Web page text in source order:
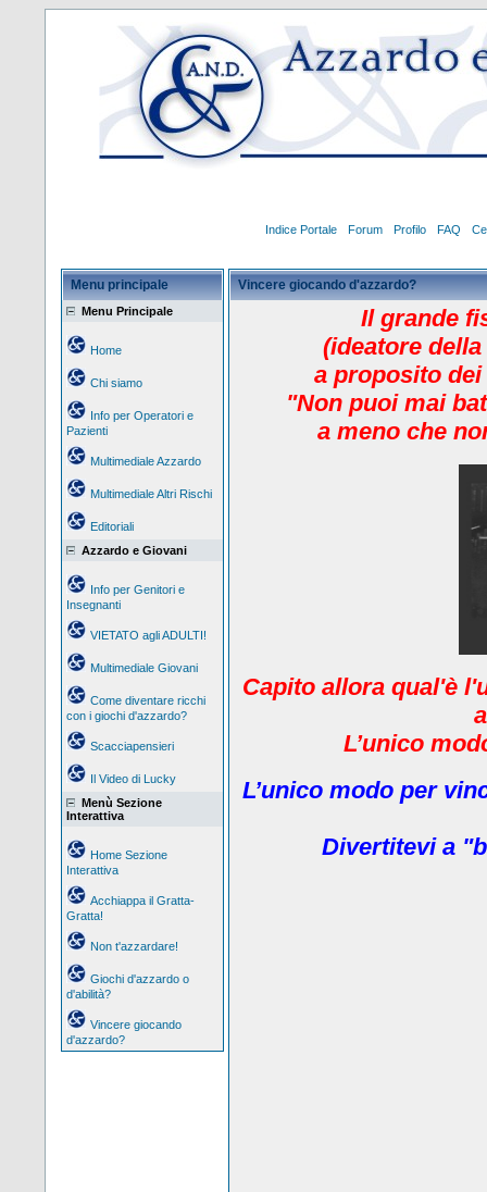
Indice Portale Forum Profilo FAQ
Menu principale
Menu Principale
Home
Chi siamo
Info per Operatori e
Pazienti
Multimediale Azzardo
Multimediale Altri Rischi
Editoriali
Azzardo e Giovani
Info per Genitori e
Insegnanti
VIETATO agli ADULTI!
Multimediale Giovani
Come diventare ricchi
con i giochi d'azzardo?
Scacciapensieri
Il Video di Lucky
Menù Sezione
Interattiva
Home Sezione
Interattiva
Acchiappa il Gratta-
Gratta!
Non t'azzardare!
Giochi d'azzardo o
d'abilità?
Vincere giocando
d'azzardo?
Vincere giocando d'azzardo?
Il grande
(ideatore
a proposito
"Non puoi mai
a meno che
Capito allora qual'è
L’unico
L’unico modo per
Divertitevi a